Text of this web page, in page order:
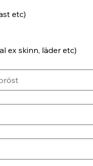
etc)
ex skinn, läder etc)